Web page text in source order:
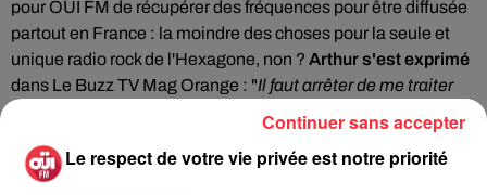
pour OÜI FM de récupérer des fréquences pour être diffusée
partout en France : la moindre des choses pour la seule et
unique radio rock de l'Hexagone, non ? Arthur s'est exprimé
dans Le Buzz TV Mag Orange : "Il faut arrêter de me traiter
Le respect de votre vie privée est notre priorité
Continuer sans accepter